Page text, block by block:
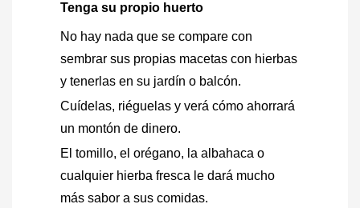
Tenga su propio huerto
No hay nada que se compare con
sembrar sus propias macetas con hierbas
y tenerlas en su jardín o balcón.
Cuídelas, riéguelas y verá cómo ahorrará
un montón de dinero.
El tomillo, el orégano, la albahaca o
cualquier hierba fresca le dará mucho
más sabor a sus comidas.